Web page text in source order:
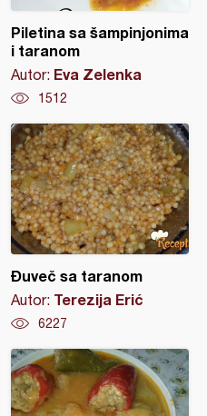
Piletina sa šampinjonima
i taranom
Autor: Eva Zelenka
1512
Đuveč sa taranom
Autor: Terezija Erić
6227